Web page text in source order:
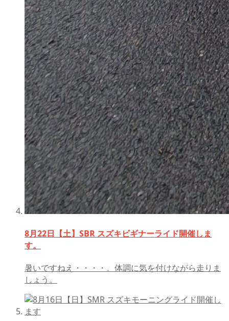
8月22日【土】SBR スズキビギナーライド開催しま
す。
暑いですねえ・・・・。体調に気を付けながら走りま
しょう。